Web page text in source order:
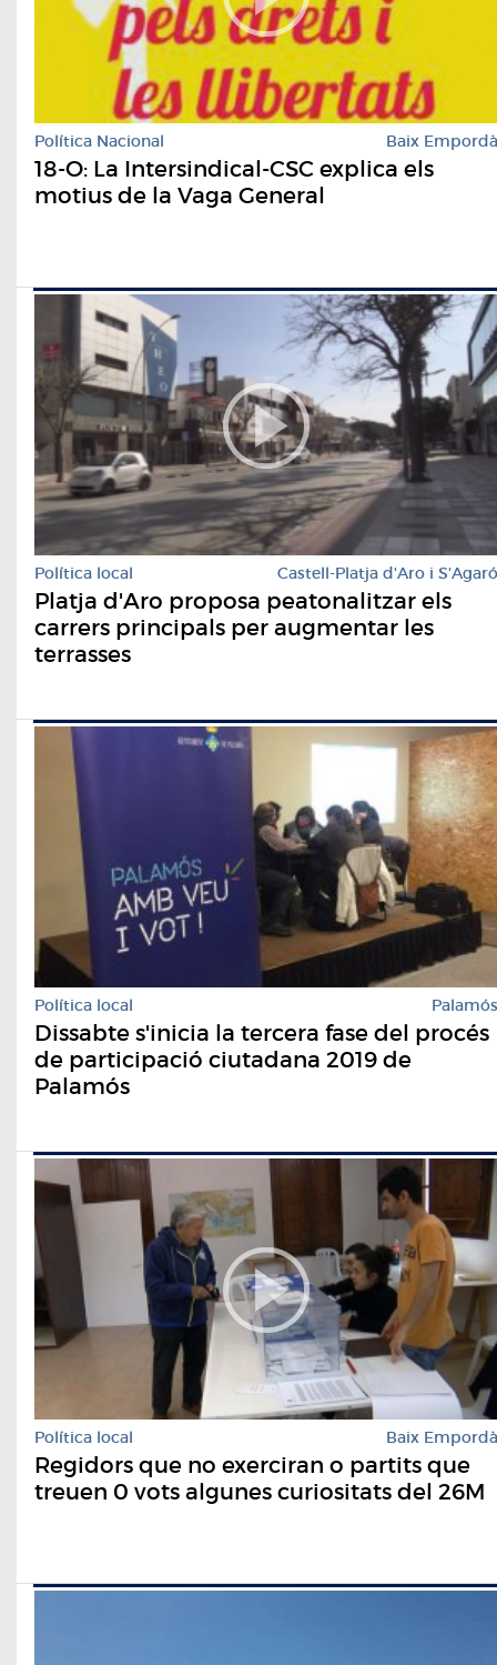
Política Nacional Baix Empordà
18-O: La Intersindical-CSC explica els
motius de la Vaga General
Política local Castell-Platja d'Aro i S'Agaró
Platja d'Aro proposa peatonalitzar els
carrers principals per augmentar les
terrasses
Política local Palamós
Dissabte s'inicia la tercera fase del procés
de participació ciutadana 2019 de
Palamós
Política local Baix Empordà
Regidors que no exerciran o partits que
treuen 0 vots algunes curiositats del 26M